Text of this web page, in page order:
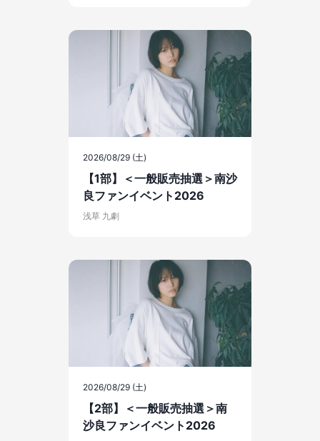
2026/08/29 (土)
【1部】＜一般販売抽選＞南沙
良ファンイベント2026
浅草 九劇
2026/08/29 (土)
【2部】＜一般販売抽選＞南
沙良ファンイベント2026